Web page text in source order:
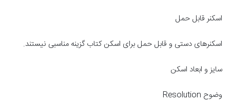
اسکنر قابل حمل
اسکنرهای دستی و قابل حمل برای اسکن کتاب گزینه مناسبی نیستند.
سایز و ابعاد اسکن
وضوح Resolution